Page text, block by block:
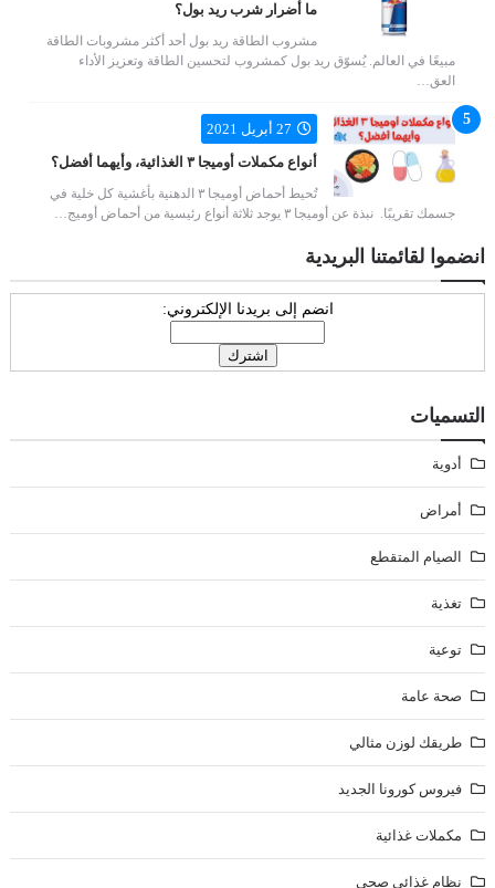
ما أضرار شرب ريد بول؟
مشروب الطاقة ريد بول أحد أكثر مشروبات الطاقة
مبيعًا في العالم. يُسوّق ريد بول كمشروب لتحسين الطاقة وتعزيز الأداء
العق…
27 أبريل 2021
أنواع مكملات أوميجا ٣ الغذائية، وأيهما أفضل؟
تُحيط أحماض أوميجا ٣ الدهنية بأغشية كل خلية في
جسمك تقريبًا. نبذة عن أوميجا ٣ يوجد ثلاثة أنواع رئيسية من أحماض أوميج…
انضموا لقائمتنا البريدية
انضم إلى بريدنا الإلكتروني:
التسميات
أدوية
أمراض
الصيام المتقطع
تغذية
توعية
صحة عامة
طريقك لوزن مثالي
فيروس كورونا الجديد
مكملات غذائية
نظام غذائي صحي